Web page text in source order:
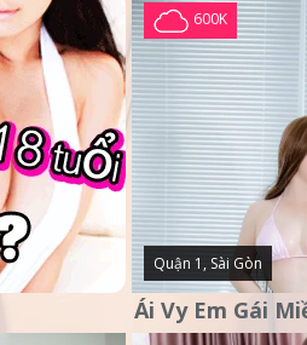
600K
Quận 1, Sài Gòn